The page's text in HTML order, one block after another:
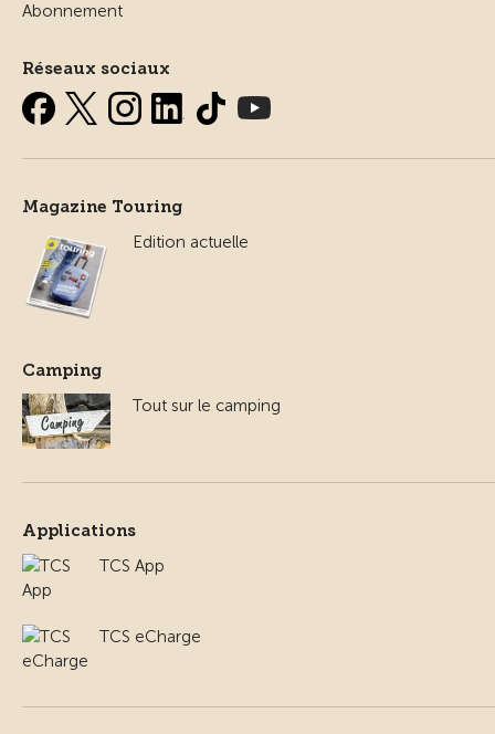
Abonnement
Réseaux sociaux
Magazine Touring
Edition actuelle
Camping
Tout sur le camping
Applications
TCS App
TCS eCharge